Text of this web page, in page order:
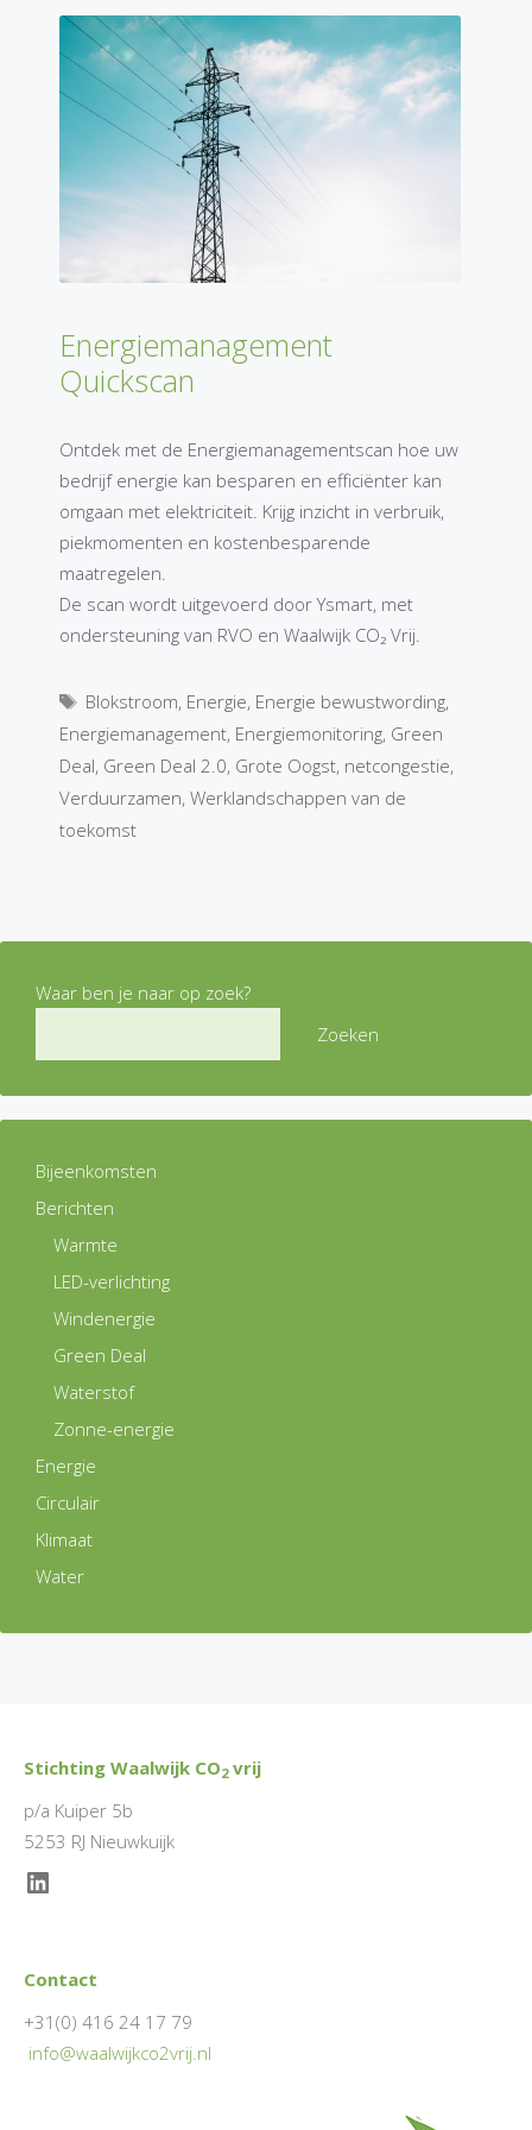
Energiemanagement
Quickscan
Ontdek met de Energiemanagementscan hoe uw
bedrijf energie kan besparen en efficiënter kan
omgaan met elektriciteit. Krijg inzicht in verbruik,
piekmomenten en kostenbesparende
maatregelen.
De scan wordt uitgevoerd door Ysmart, met
ondersteuning van RVO en Waalwijk CO₂ Vrij.
Tags
Blokstroom, Energie, Energie bewustwording,
Energiemanagement, Energiemonitoring, Green
Deal, Green Deal 2.0, Grote Oogst, netcongestie,
Verduurzamen, Werklandschappen van de
toekomst
Waar ben je naar op zoek?
Zoeken
Bijeenkomsten
Berichten
Warmte
LED-verlichting
Windenergie
Green Deal
Waterstof
Zonne-energie
Energie
Circulair
Klimaat
Water
Stichting Waalwijk CO2vrij
p/a Kuiper 5b
5253 RJ Nieuwkuijk
LinkedIn
Contact
+31(0) 416 24 17 79
info@waalwijkco2vrij.nl